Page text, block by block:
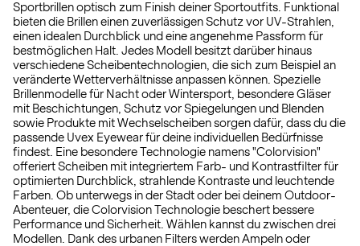
Sportbrillen optisch zum Finish deiner Sportoutfits. Funktional
bieten die Brillen einen zuverlässigen Schutz vor UV-Strahlen,
einen idealen Durchblick und eine angenehme Passform für
bestmöglichen Halt. Jedes Modell besitzt darüber hinaus
verschiedene Scheibentechnologien, die sich zum Beispiel an
veränderte Wetterverhältnisse anpassen können. Spezielle
Brillenmodelle für Nacht oder Wintersport, besondere Gläser
mit Beschichtungen, Schutz vor Spiegelungen und Blenden
sowie Produkte mit Wechselscheiben sorgen dafür, dass du die
passende Uvex Eyewear für deine individuellen Bedürfnisse
findest. Eine besondere Technologie namens "Colorvision"
offeriert Scheiben mit integriertem Farb- und Kontrastfilter für
optimierten Durchblick, strahlende Kontraste und leuchtende
Farben. Ob unterwegs in der Stadt oder bei deinem Outdoor-
Abenteuer, die Colorvision Technologie beschert bessere
Performance und Sicherheit. Wählen kannst du zwischen drei
Modellen. Dank des urbanen Filters werden Ampeln oder